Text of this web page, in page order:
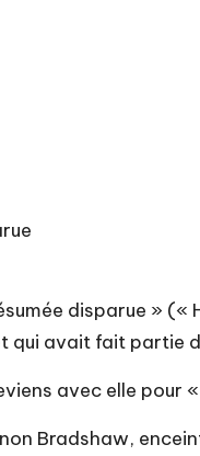
disparue »
qui avait fait partie
avec elle
Bradshaw,